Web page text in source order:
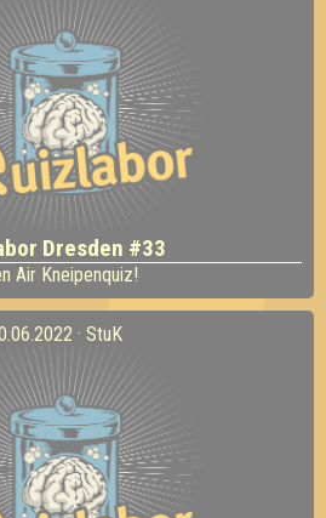
Dresden #33
Air Kneipenquiz!
· StuK